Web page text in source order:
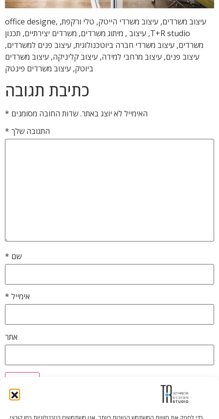
עיצוב משרדים, עיצוב משרדי הייטק, טלי ורקפת, office designe,
T+R studio, עיצוב , מיתוג משרדים, משרדים יצירתיים, תכנון
משרדים, עיצוב משרדי חברה ביוטכנולוגית, עיצוב פנים למשרדים,
עיצוב פנים, עיצוב מרחבי למידה, עיצוב קליניקה, עיצוב משרדים
ביוטק, עיצוב משרדים פינטק
כתיבת תגובה
האימייל לא יוצג באתר.שדות החובה מסומנים *
התגובה שלך *
שם *
אימייל *
אתר